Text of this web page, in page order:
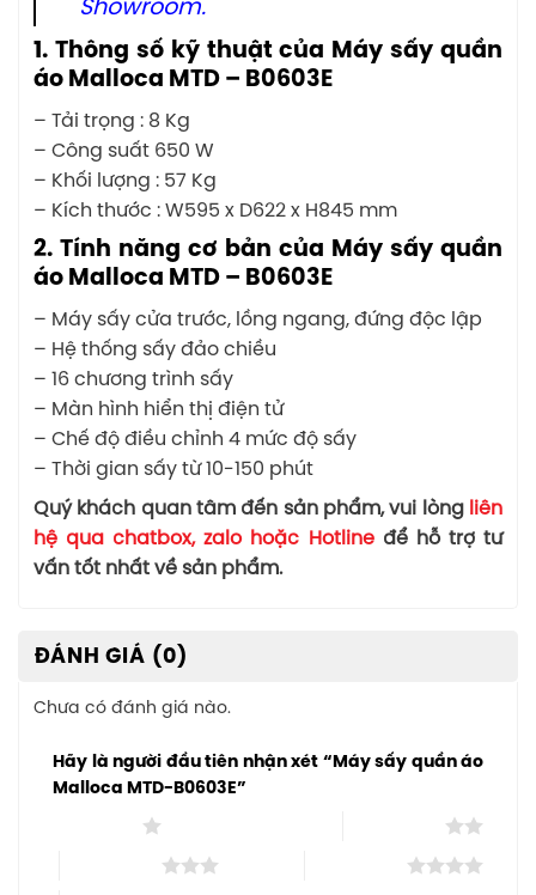
Showroom.
1. Thông số kỹ thuật của Máy sấy quần
áo Malloca MTD – B0603E
– Tải trọng : 8 Kg
– Công suất 650 W
– Khối lượng : 57 Kg
– Kích thước : W595 x D622 x H845 mm
2. Tính năng cơ bản của Máy sấy quần
áo Malloca MTD – B0603E
– Máy sấy cửa trước, lồng ngang, đứng độc lập
– Hệ thống sấy đảo chiều
– 16 chương trình sấy
– Màn hình hiển thị điện tử
– Chế độ điều chỉnh 4 mức độ sấy
– Thời gian sấy từ 10-150 phút
Quý khách quan tâm đến sản phẩm, vui lòng liên
hệ qua chatbox, zalo hoặc Hotlineđể hỗ trợ tư
vấn tốt nhất về sản phẩm.
ĐÁNH GIÁ (0)
Chưa có đánh giá nào.
Hãy là người đầu tiên nhận xét “Máy sấy quần áo
Malloca MTD-B0603E”